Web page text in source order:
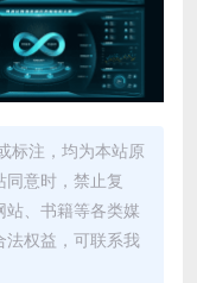
标注，均为本站原
意时，禁止复
、书籍等各类媒
权益，可联系我